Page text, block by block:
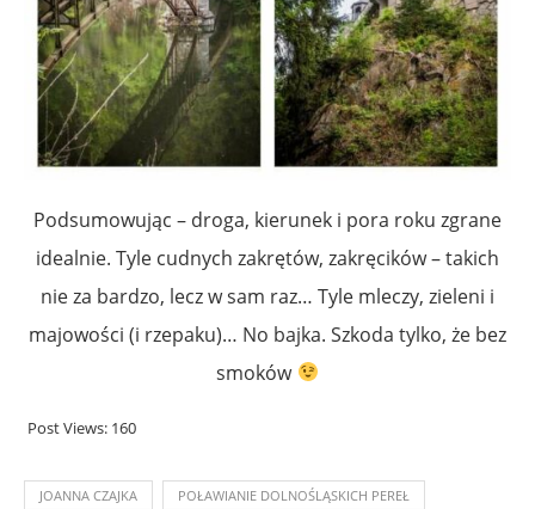
Podsumowując – droga, kierunek i pora roku zgrane
idealnie. Tyle cudnych zakrętów, zakręcików – takich
nie za bardzo, lecz w sam raz… Tyle mleczy, zieleni i
majowości (i rzepaku)… No bajka. Szkoda tylko, że bez
smoków
Post Views: 160
JOANNA CZAJKA POŁAWIANIE DOLNOŚLĄSKICH PEREŁ